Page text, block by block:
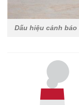
Dấu hiệu cảnh